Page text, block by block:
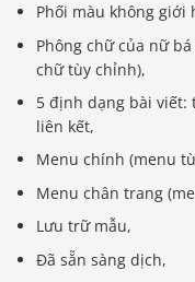
Phối màu không giới
Phông chữ của nữ
chữ tùy chỉnh),
5 định dạng bài viết:
liên kết,
Menu chính (menu
Menu chân trang
Lưu trữ mẫu,
Đã sẵn sàng dịch,